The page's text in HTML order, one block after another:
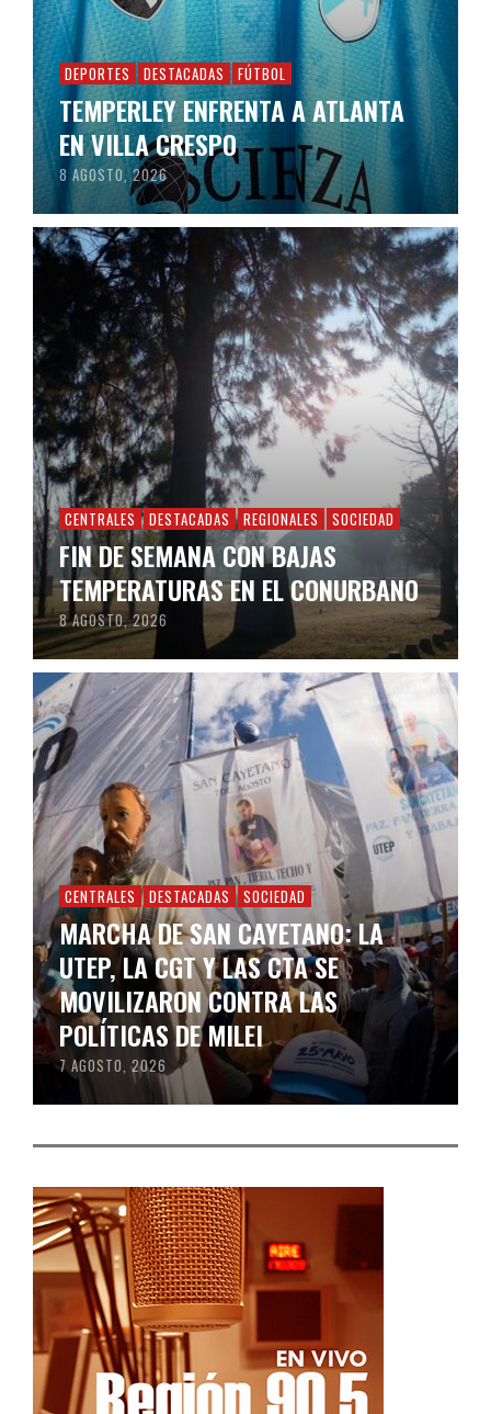
DEPORTES DESTACADAS FÚTBOL
TEMPERLEY ENFRENTA A ATLANTA
EN VILLA CRESPO
8 AGOSTO, 2026
CENTRALES DESTACADAS REGIONALES SOCIEDAD
FIN DE SEMANA CON BAJAS
TEMPERATURAS EN EL CONURBANO
8 AGOSTO, 2026
CENTRALES DESTACADAS SOCIEDAD
MARCHA DE SAN CAYETANO: LA
UTEP, LA CGT Y LAS CTA SE
MOVILIZARON CONTRA LAS
POLÍTICAS DE MILEI
7 AGOSTO, 2026